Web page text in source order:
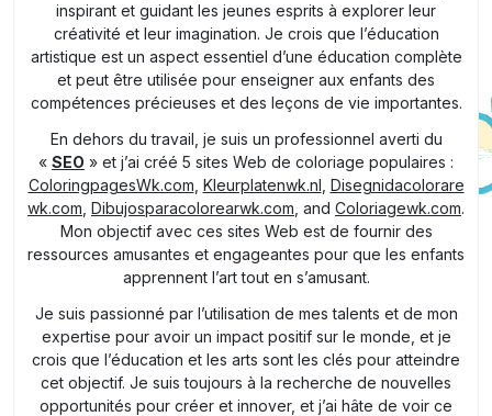
inspirant et guidant les jeunes esprits à explorer leur
créativité et leur imagination. Je crois que l’éducation
artistique est un aspect essentiel d’une éducation complète
et peut être utilisée pour enseigner aux enfants des
compétences précieuses et des leçons de vie importantes.
En dehors du travail, je suis un professionnel averti du
« SEO » et j’ai créé 5 sites Web de coloriage populaires :
ColoringpagesWk.com Kleurplatenwk.nl Disegnidacolorare
wk.com Dibujosparacolorearwk.com , and Coloriagewk.com.
Mon objectif avec ces sites Web est de fournir des
ressources amusantes et engageantes pour que les enfants
apprennent l’art tout en s’amusant.
Je suis passionné par l’utilisation de mes talents et de mon
expertise pour avoir un impact positif sur le monde, et je
crois que l’éducation et les arts sont les clés pour atteindre
cet objectif. Je suis toujours à la recherche de nouvelles
opportunités pour créer et innover, et j’ai hâte de voir ce